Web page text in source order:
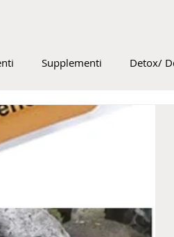
Supplementi Detox/
sebi Sport supplementi e
Odontoiatria: tossine + erbe